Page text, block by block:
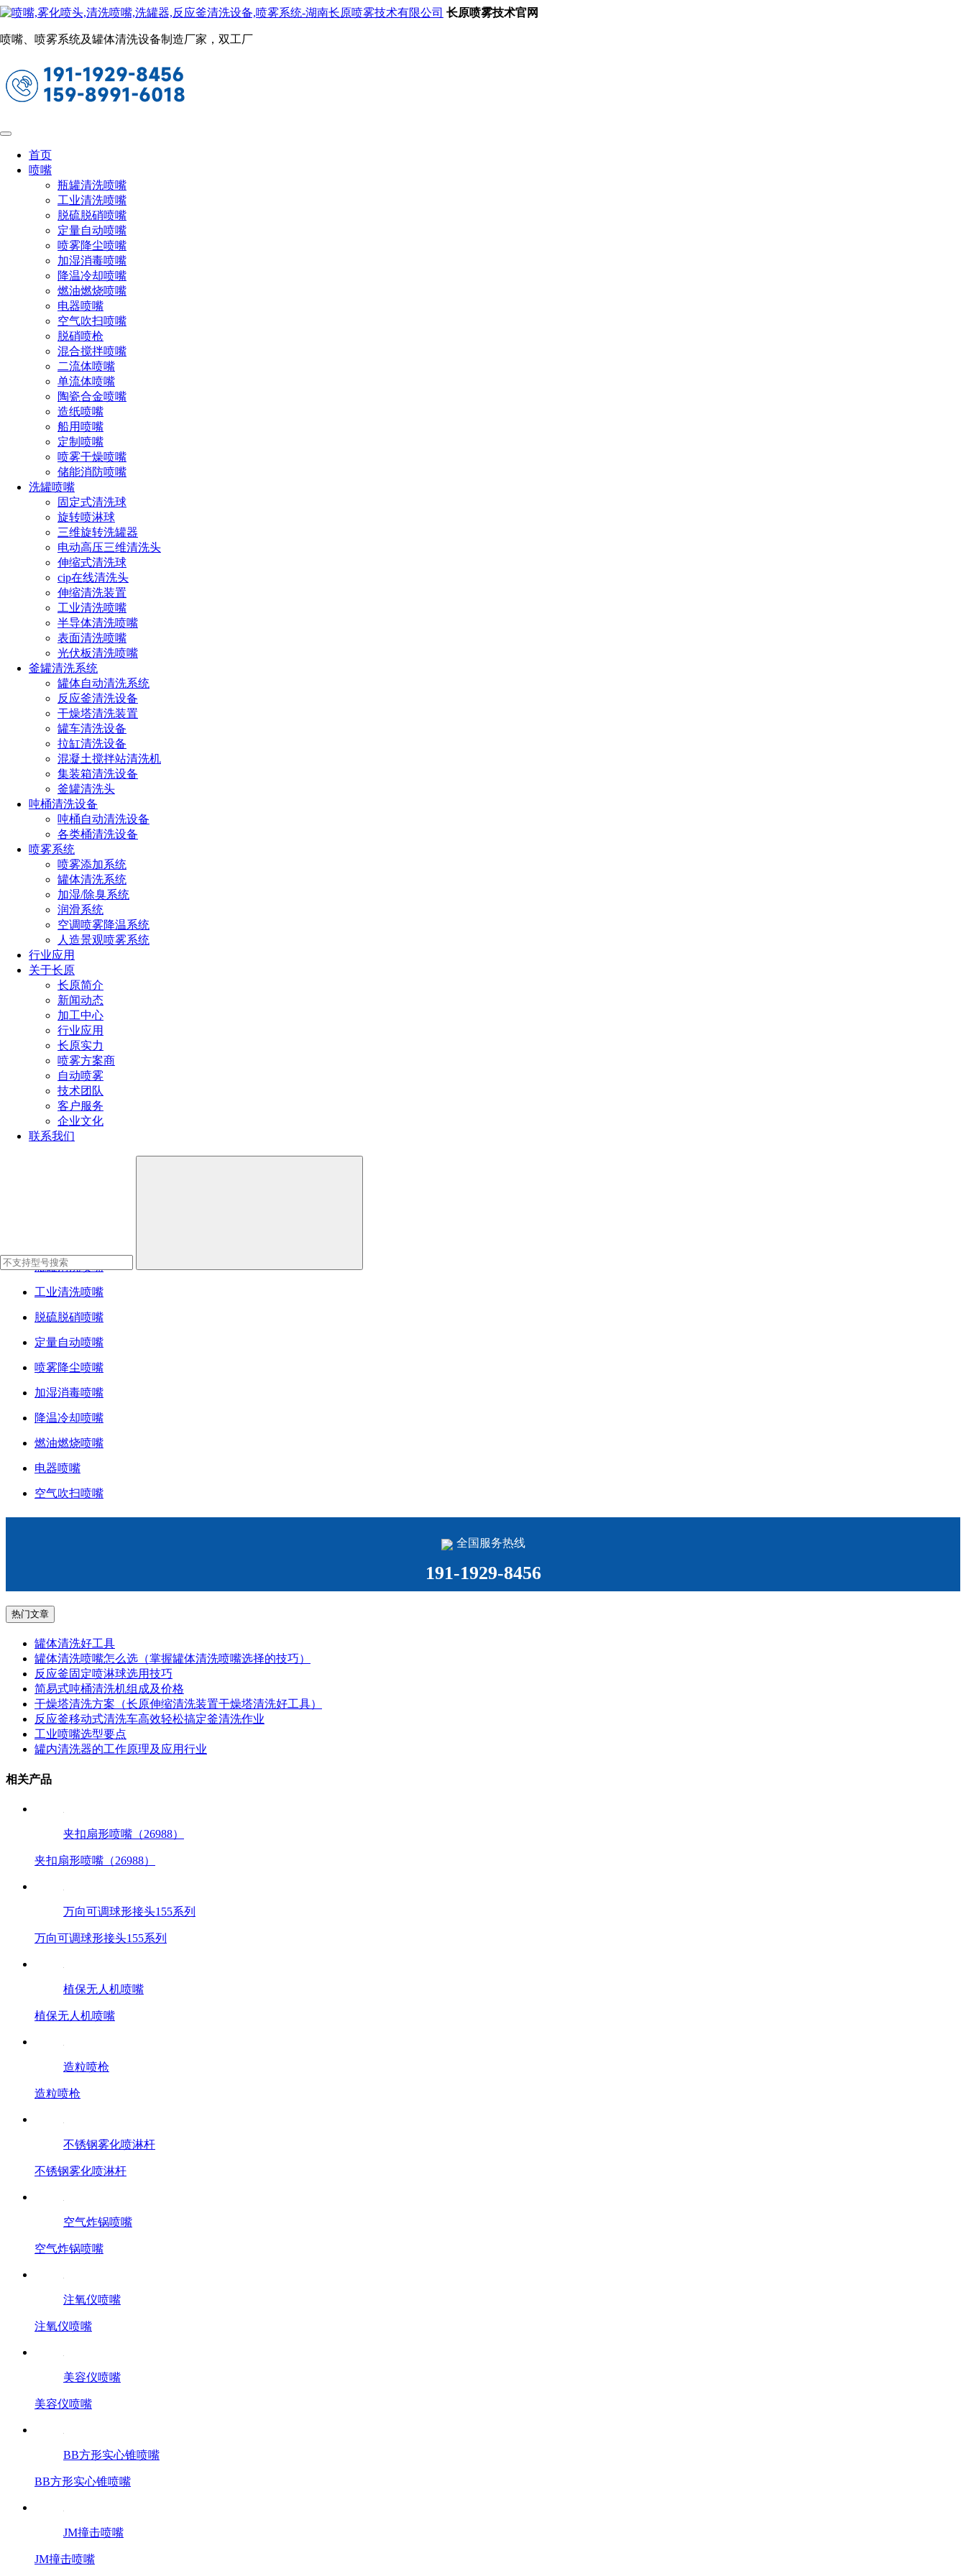
长原喷雾技术官网
喷嘴、喷雾系统及罐体清洗设备制造厂家，双工厂
首页
喷嘴
瓶罐清洗喷嘴
工业清洗喷嘴
脱硫脱硝喷嘴
定量自动喷嘴
喷雾降尘喷嘴
加湿消毒喷嘴
降温冷却喷嘴
燃油燃烧喷嘴
电器喷嘴
空气吹扫喷嘴
脱硝喷枪
混合搅拌喷嘴
二流体喷嘴
单流体喷嘴
陶瓷合金喷嘴
造纸喷嘴
船用喷嘴
定制喷嘴
喷雾干燥喷嘴
储能消防喷嘴
洗罐喷嘴
固定式清洗球
旋转喷淋球
三维旋转洗罐器
电动高压三维清洗头
伸缩式清洗球
cip在线清洗头
伸缩清洗装置
工业清洗喷嘴
半导体清洗喷嘴
表面清洗喷嘴
光伏板清洗喷嘴
釜罐清洗系统
罐体自动清洗系统
反应釜清洗设备
干燥塔清洗装置
罐车清洗设备
拉缸清洗设备
混凝土搅拌站清洗机
集装箱清洗设备
釜罐清洗头
吨桶清洗设备
吨桶自动清洗设备
各类桶清洗设备
喷雾系统
喷雾添加系统
罐体清洗系统
加湿/除臭系统
润滑系统
空调喷雾降温系统
人造景观喷雾系统
行业应用
关于长原
长原简介
新闻动态
加工中心
行业应用
长原实力
喷雾方案商
自动喷雾
技术团队
客户服务
企业文化
联系我们
单流体喷嘴
设计特点
1、拥有最大自由通道的全锥大喷嘴
2、两个特殊的S型内部叶片
3、公接头或母接头
4、法兰链接可用
性能参数
瓶罐清洗喷嘴
工业清洗喷嘴
脱硫脱硝喷嘴
定量自动喷嘴
喷雾降尘喷嘴
加湿消毒喷嘴
降温冷却喷嘴
燃油燃烧喷嘴
电器喷嘴
空气吹扫喷嘴
全国服务热线
191-1929-8456
热门文章
罐体清洗好工具
罐体清洗喷嘴怎么选（掌握罐体清洗喷嘴选择的技巧）
反应釜固定喷淋球选用技巧
简易式吨桶清洗机组成及价格
干燥塔清洗方案（长原伸缩清洗装置干燥塔清洗好工具）
反应釜移动式清洗车高效轻松搞定釜清洗作业
工业喷嘴选型要点
罐内清洗器的工作原理及应用行业
相关产品
夹扣扇形喷嘴（26988）
夹扣扇形喷嘴（26988）
万向可调球形接头155系列
万向可调球形接头155系列
植保无人机喷嘴
植保无人机喷嘴
造粒喷枪
造粒喷枪
不锈钢雾化喷淋杆
不锈钢雾化喷淋杆
空气炸锅喷嘴
空气炸锅喷嘴
注氧仪喷嘴
注氧仪喷嘴
美容仪喷嘴
美容仪喷嘴
BB方形实心锥喷嘴
BB方形实心锥喷嘴
JM撞击喷嘴
JM撞击喷嘴